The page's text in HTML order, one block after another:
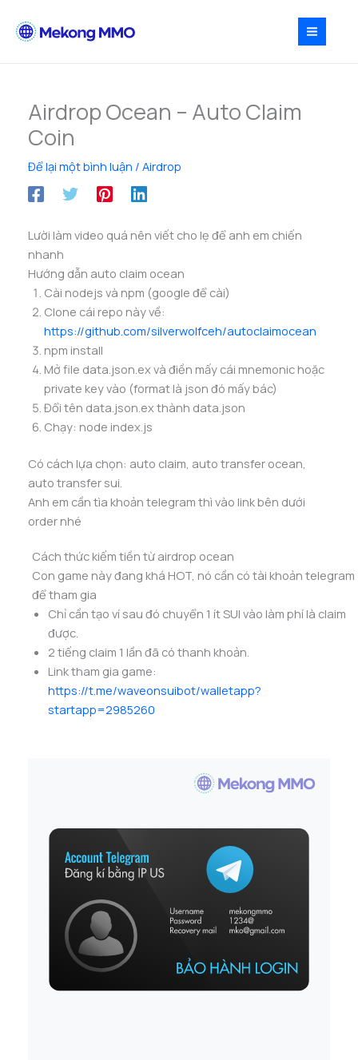
Airdrop Ocean – Auto Claim
Coin
Để lại một bình luận / Airdrop
Lười làm video quá nên viết cho lẹ để anh em chiến
nhanh
Hướng dẫn auto claim ocean
Cài nodejs và npm (google để cài)
Clone cái repo này về:
https://github.com/silverwolfceh/autoclaimocean
npm install
Mở file data.json.ex và điền mấy cái mnemonic hoặc
private key vào (format là json đó mấy bác)
Đổi tên data.json.ex thành data.json
Chạy: node index.js
Có cách lựa chọn: auto claim, auto transfer ocean,
auto transfer sui.
Anh em cần tìa khoản telegram thì vào link bên dưới
order nhé
Cách thức kiếm tiền từ airdrop ocean
Con game này đang khá HOT, nó cần có tài khoản telegram
để tham gia
Chỉ cần tạo ví sau đó chuyển 1 ít SUI vào làm phí là claim
được.
2 tiếng claim 1 lần đã có thanh khoản.
Link tham gia game:
https://t.me/waveonsuibot/walletapp?
startapp=2985260